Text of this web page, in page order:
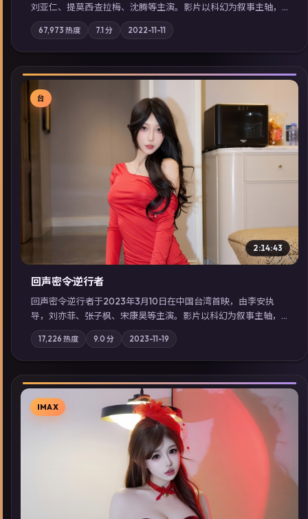
刘亚仁、提莫西·查拉梅、沈腾等主演。影片以科幻为叙事主轴，
失踪人口档案牵出跨国灰色产业链；摄影与配乐强化地域气质；
站内亦可通过「国产免费观看高清电视剧在线看」延展检索同类
型高分佳作，畅享高清在线追剧体验。
67,973 热度 7.1分 2022-11-11
▶
台
2:14:43
回声密令·逆行者
回声密令·逆行者于2023年3月10日在中国台湾首映，由李安执
导，刘亦菲、张子枫、宋康昊等主演。影片以科幻为叙事主轴，
一场意外将众人卷入不可撤回的连锁反应；摄影与配乐强化地域
气质；站内亦可通过「国产免费观看高清电视剧在线看」延展检
索同类型高分佳作，畅享高清在线追剧体验。
17,226 热度 9.0 分 2023-11-19
▶
IMAX